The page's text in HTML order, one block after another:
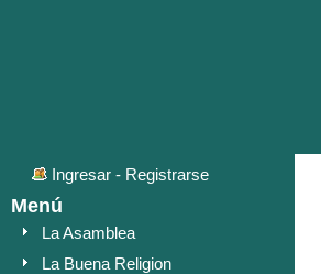
Ingresar - Registrarse
Menú
La Asamblea
La Buena Religion